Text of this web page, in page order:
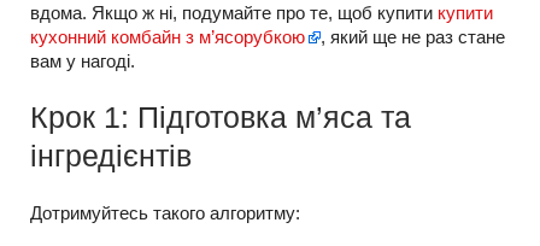
вдома. Якщо ж ні, подумайте про те, щоб купити купити
кухонний комбайн з м’ясорубкою
, який ще не раз стане
вам у нагоді.
Крок 1: Підготовка м’яса та
інгредієнтів
Дотримуйтесь такого алгоритму: